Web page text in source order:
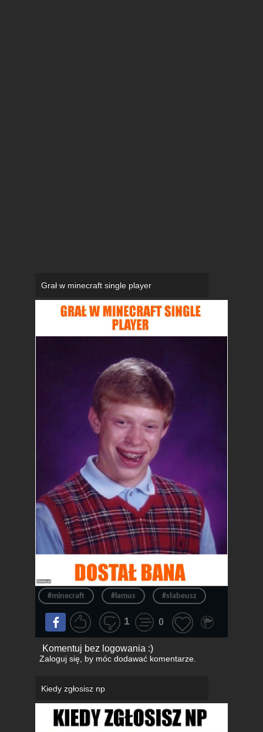
Grał w minecraft single player
#minecraft #lamus #słabeusz
1 0
Komentuj bez logowania :)
Zaloguj się, by móc dodawać komentarze.
Kiedy zgłosisz np